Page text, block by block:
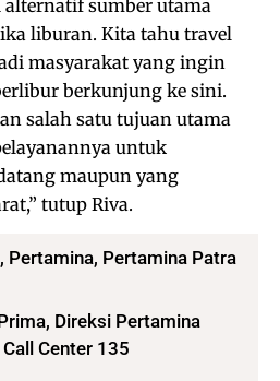
sumber utama
liburan. Kita tahu travel
masyarakat yang ingin
berkunjung ke sini.
salah satu tujuan utama
untuk
maupun yang
tutup Riva.
, Pertamina, Pertamina Patra
Direksi Pertamina
Center 135